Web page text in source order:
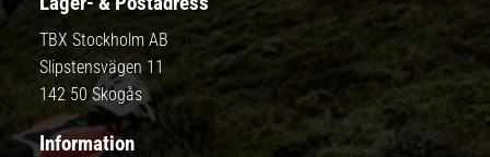
TBX Stockholm AB
Slipstensvägen 11
142 50 Skogås
Information